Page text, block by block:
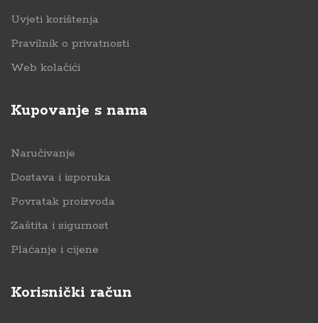
Uvjeti korištenja
Pravilnik o privatnosti
Web kolačići
Kupovanje s nama
Naručivanje
Dostava i isporuka
Povratak proizvoda
Zaštita i sigurnost
Plaćanje i cijene
Korisnički račun